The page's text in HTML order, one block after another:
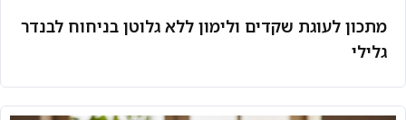
מתכון לעוגת שקדים ולימון ללא גלוטן בניחוח לבנדר
גלילי